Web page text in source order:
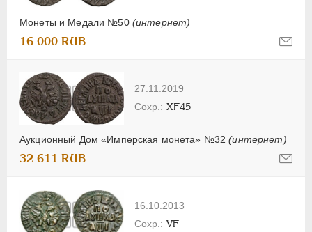
Монеты и Медали №50 (интернет)
16 000 RUB
27.11.2019
Аукционный Дом «Имперская монета» №32(интернет)
XF45
32 611 RUB
16.10.2013
VF